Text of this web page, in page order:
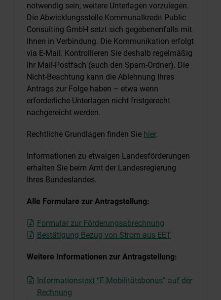
notwendig sein, weitere Unterlagen vorzulegen.
Die Abwicklungsstelle Kommunalkredit Public
Consulting GmbH setzt sich gegebenenfalls mit
Ihnen in Verbindung. Die Kommunikation erfolgt
via E-Mail. Kontrollieren Sie deshalb regelmäßig
Ihr Mail-Postfach (auch den Spam-Ordner). Die
Nicht-Beachtung kann die Ablehnung Ihres
Antrags zur Folge haben – etwa wenn
erforderliche Unterlagen nicht fristgerecht
nachgereicht werden.
Rechtliche Grundlagen finden Sie hier.
Informationen zu etwaigen Landesförderungen
erhalten Sie beim Amt der Landesregierung
Ihres Bundeslandes.
Alle Formulare zur Antragstellung:
Formular zur Förderungsabrechnung
Bestätigung Bezug von Strom aus EET
Weitere Informationen zur Antragstellung:
Informationstext “E-Mobilitätsbonus” auf der
Rechnung